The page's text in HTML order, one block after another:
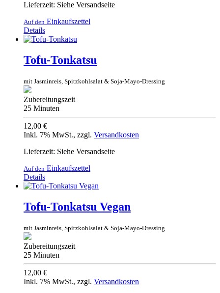
Lieferzeit: Siehe Versandseite
Auf den Einkaufszettel
Details
Tofu-Tonkatsu
mit Jasminreis, Spitzkohlsalat & Soja-Mayo-Dressing
Zubereitungszeit
25 Minuten
12,00 €
Inkl. 7% MwSt., zzgl. Versandkosten
Lieferzeit: Siehe Versandseite
Auf den Einkaufszettel
Details
Tofu-Tonkatsu Vegan
mit Jasminreis, Spitzkohlsalat & Soja-Mayo-Dressing
Zubereitungszeit
25 Minuten
12,00 €
Inkl. 7% MwSt., zzgl. Versandkosten